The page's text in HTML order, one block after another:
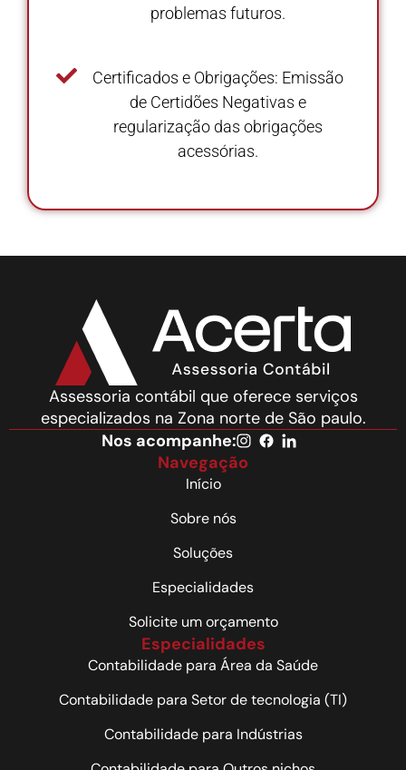
problemas futuros.
Certificados e Obrigações: Emissão
de Certidões Negativas e
regularização das obrigações
acessórias.
Assessoria contábil que oferece serviços
especializados na Zona norte de São paulo.
Nos acompanhe:
Navegação
Início
Sobre nós
Soluções
Especialidades
Solicite um orçamento
Especialidades
Contabilidade para Área da Saúde
Contabilidade para Setor de tecnologia (TI)
Contabilidade para Indústrias